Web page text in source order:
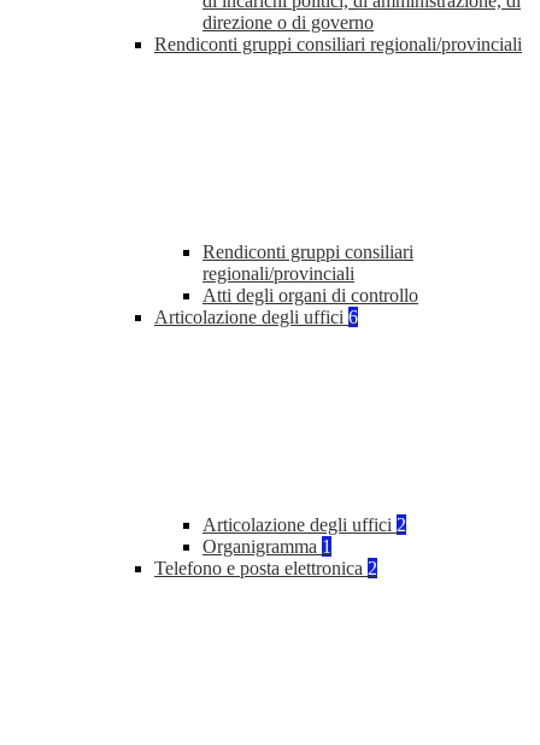
direzione o di governo
Rendiconti gruppi consiliari regionali/provinciali
Rendiconti gruppi consiliari
regionali/provinciali
Atti degli organi di controllo
Articolazione degli uffici 6
Articolazione degli uffici 2
Organigramma 1
Telefono e posta elettronica 2